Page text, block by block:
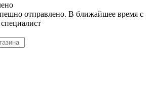
отправлено. В ближайшее время с